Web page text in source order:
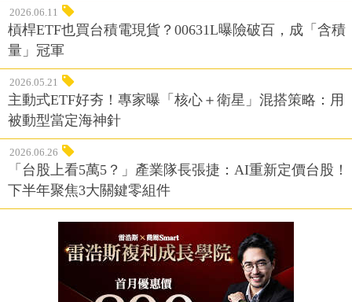
2026.06.11
槓桿ETF也買台積電現貨？00631L曝險破百，成「含積
量」冠軍
2026.05.21
主動式ETF好夯！專家曝「核心＋衛星」混搭策略：用
被動型當定海神針
2026.06.26
「台股上看5萬5？」產業隊長張捷：AI重新定價台股！
下半年聚焦3大關鍵零組件